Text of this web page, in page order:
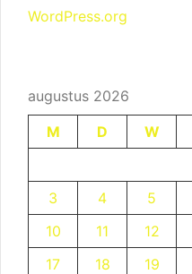
WordPress.org
augustus 2026
M
D W
3
4 5
10
11 12
17
18 19